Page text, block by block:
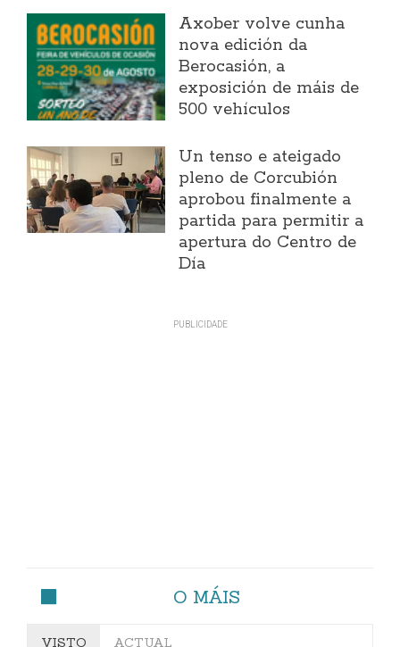
Axober volve cunha
nova edición da
Berocasión, a
exposición de máis de
500 vehículos
Un tenso e ateigado
pleno de Corcubión
aprobou finalmente a
partida para permitir a
apertura do Centro de
Día
O MÁIS
VISTO ACTUAL